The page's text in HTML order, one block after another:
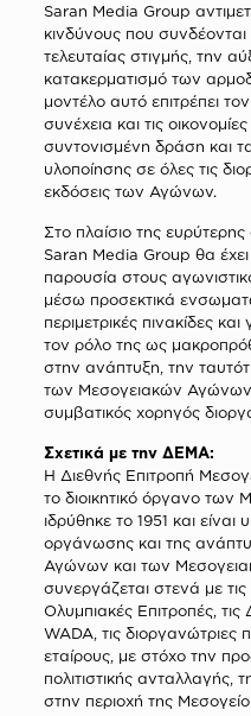
Saran Media Group
κινδύνους που συνδέονται
τελευταίας στιγμής, την
κατακερματισμό των
μοντέλο αυτό επιτρέπει
συνέχεια και τις
συντονισμένη δράση και
υλοποίησης σε όλες τις
εκδόσεις των Αγώνων.
Στο πλαίσιο της
Saran Media Group θα έχει
παρουσία στους
μέσω προσεκτικά
περιμετρικές πινακίδες
τον ρόλο της ως
στην ανάπτυξη, την
των Μεσογειακών Αγώνων,
συμβατικός χορηγός
Σχετικά με την ΔΕΜΑ:
Η Διεθνής Επιτροπή
το διοικητικό όργανο
ιδρύθηκε το 1951 και
οργάνωσης και της
Αγώνων και των
συνεργάζεται στενά με
Ολυμπιακές Επιτροπές, τις
WADA, τις διοργανώτριες
εταίρους, με στόχο την
πολιτιστικής ανταλλαγής,
στην περιοχή της